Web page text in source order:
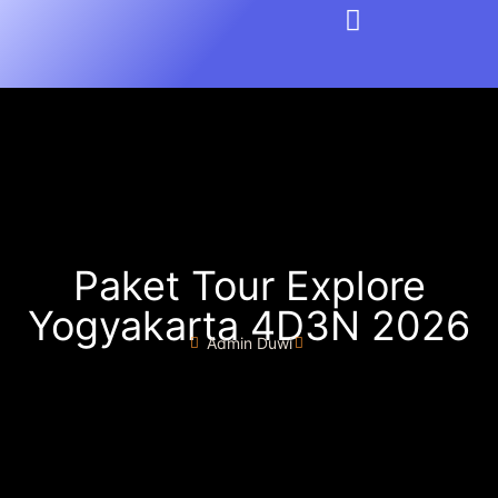
Paket Tour Explore
Yogyakarta 4D3N 2026
Admin Duwi